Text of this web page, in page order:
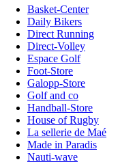
Basket-Center
Daily Bikers
Direct Running
Direct-Volley
Espace Golf
Foot-Store
Galopp-Store
Golf and co
Handball-Store
House of Rugby
La sellerie de Maé
Made in Paradis
Nauti-wave